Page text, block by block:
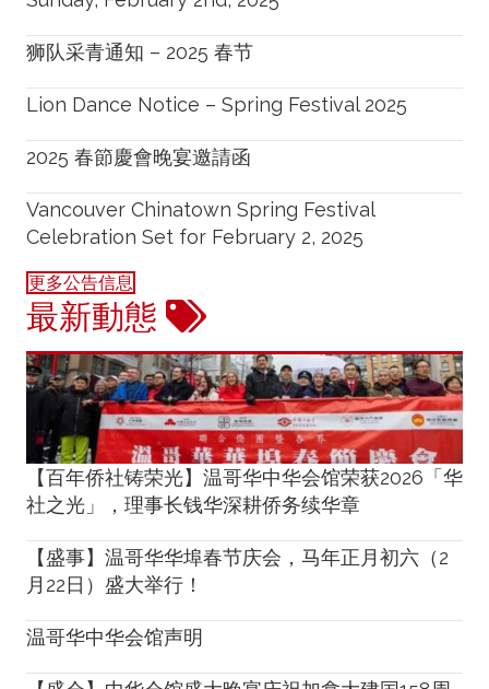
狮队采青通知 – 2025 春节
Lion Dance Notice – Spring Festival 2025
2025 春節慶會晚宴邀請函
Vancouver Chinatown Spring Festival
Celebration Set for February 2, 2025
更多公告信息
最新動態
【百年侨社铸荣光】温哥华中华会馆荣获2026「华
社之光」，理事长钱华深耕侨务续华章
【盛事】温哥华华埠春节庆会，马年正月初六（2
月22日）盛大举行！
温哥华中华会馆声明